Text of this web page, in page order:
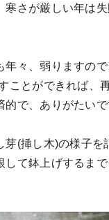
寒さが厳しい年は
年々、弱りますの
ことができれば、
で、ありがたいで
芽(挿し木)の様子を
して鉢上げするま